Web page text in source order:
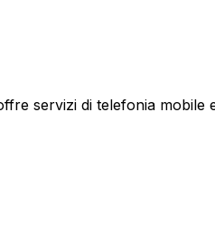
servizi di telefonia